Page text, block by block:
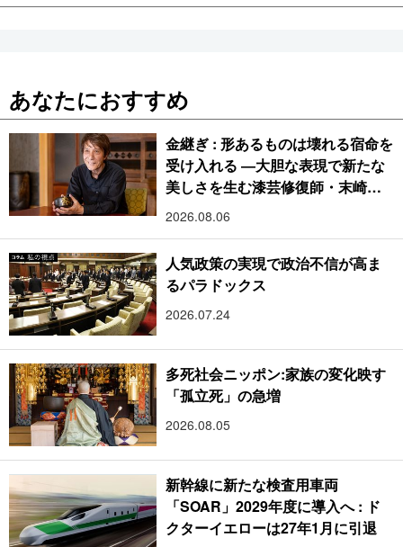
あなたにおすすめ
金継ぎ : 形あるものは壊れる宿命を
受け入れる ―大胆な表現で新たな
美しさを生む漆芸修復師・末崎広
樹
2026.08.06
人気政策の実現で政治不信が高ま
るパラドックス
2026.07.24
多死社会ニッポン:家族の変化映す
「孤立死」の急増
2026.08.05
新幹線に新たな検査用車両
「SOAR」2029年度に導入へ : ド
クターイエローは27年1月に引退